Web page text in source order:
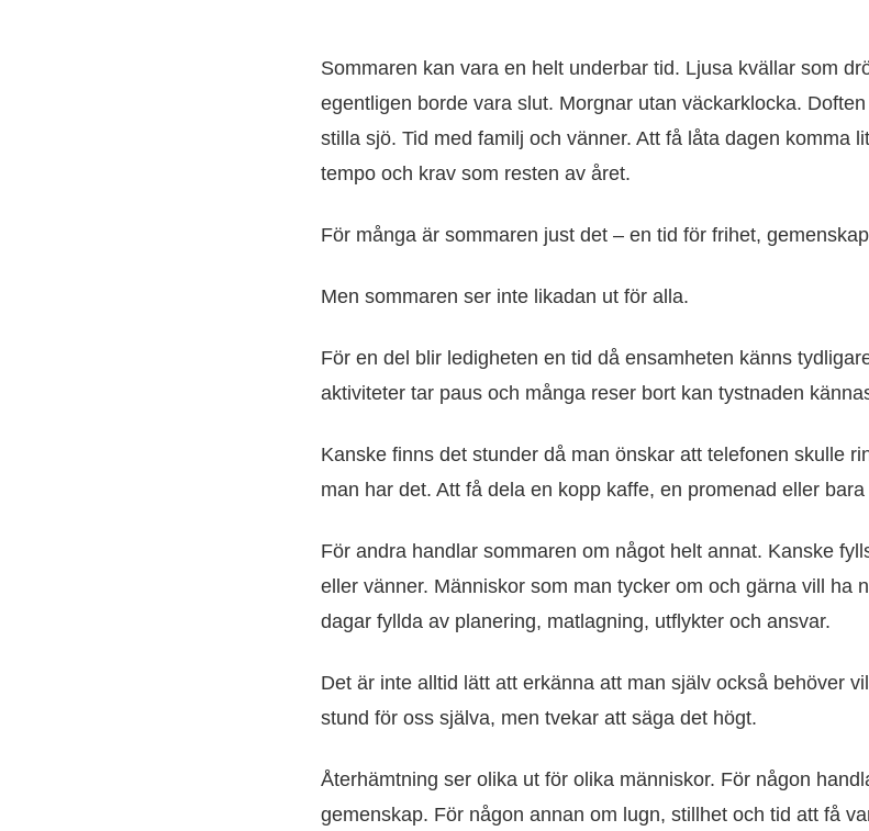
Sommaren kan vara en helt underbar tid. Ljusa kvällar som
egentligen borde vara slut. Morgnar utan väckarklocka.
stilla sjö. Tid med familj och vänner. Att få låta dagen komma
tempo och krav som resten av året.
För många är sommaren just det – en tid för frihet,
Men sommaren ser inte likadan ut för alla.
För en del blir ledigheten en tid då ensamheten känns
aktiviteter tar paus och många reser bort kan tystnaden
Kanske finns det stunder då man önskar att telefonen skulle
man har det. Att få dela en kopp kaffe, en promenad eller
För andra handlar sommaren om något helt annat. Kanske
eller vänner. Människor som man tycker om och gärna vill ha
dagar fyllda av planering, matlagning, utflykter och ansvar.
Det är inte alltid lätt att erkänna att man själv också behöver
stund för oss själva, men tvekar att säga det högt.
Återhämtning ser olika ut för olika människor. För någon
gemenskap. För någon annan om lugn, stillhet och tid att få